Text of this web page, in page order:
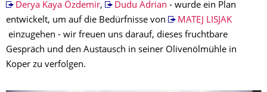
Derya Kaya Özdemir, Dudu Adrian - wurde ein Plan
entwickelt, um auf die Bedürfnisse von
MATEJ LISJAK
einzugehen - wir freuen uns darauf, dieses fruchtbare
Gespräch und den Austausch in seiner Olivenölmühle in
Koper zu verfolgen.